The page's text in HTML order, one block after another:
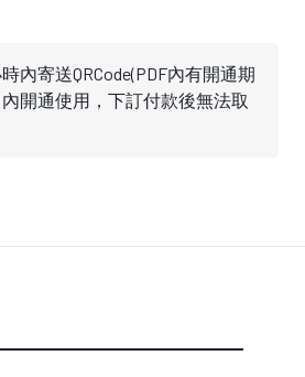
內寄送QRCode(PDF內有開通期
開通使用，下訂付款後無法取